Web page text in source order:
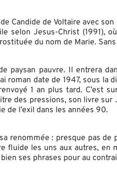
Candide de Voltaire avec
selon Jesus-Christ
du nom de Marie.
paysan pauvre. Il entrera
roman date de 1947, sous
1 an plus tard. C’est
des pressions, son livre
de l’exil dans les années 90.
renommée : presque pas
fluide les uns aux autres,
ses phrases pour au